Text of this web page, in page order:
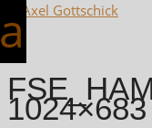
1024×683